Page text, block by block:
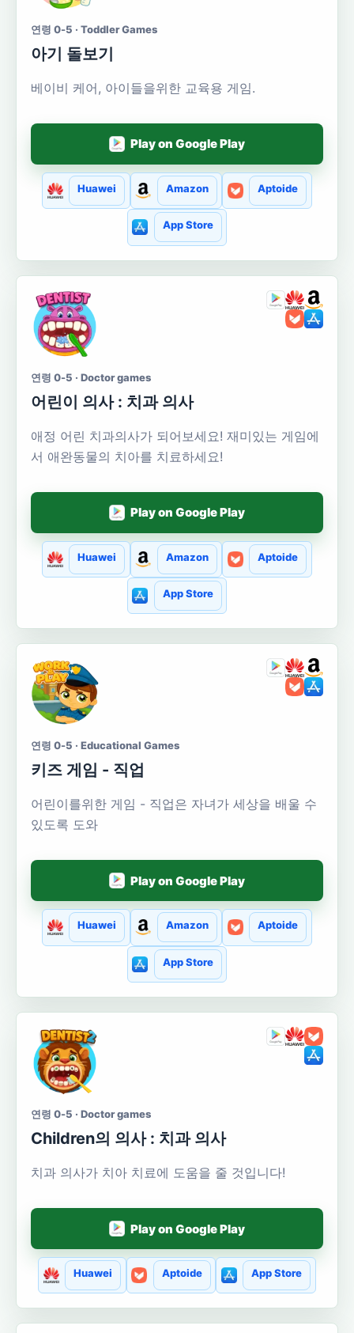
연령 0-5 · Toddler Games
아기 돌보기
베이비 케어, 아이들을위한 교육용 게임.
Play on Google Play
Huawei Amazon Aptoide
App Store
연령 0-5 · Doctor games
어린이 의사 : 치과 의사
애정 어린 치과의사가 되어보세요! 재미있는 게임에
서 애완동물의 치아를 치료하세요!
Play on Google Play
Huawei Amazon Aptoide
App Store
연령 0-5 · Educational Games
키즈 게임 - 직업
어린이를위한 게임 - 직업은 자녀가 세상을 배울 수
있도록 도와
Play on Google Play
Huawei Amazon Aptoide
App Store
연령 0-5 · Doctor games
Сhildren의 의사 : 치과 의사
치과 의사가 치아 치료에 도움을 줄 것입니다!
Play on Google Play
Huawei Aptoide App Store